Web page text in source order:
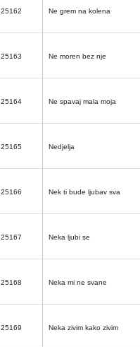
25162 Ne grem na kolena
25163 Ne moren bez nje
25164 Ne spavaj mala moja
25165 Nedjelja
25166 Nek ti bude ljubav sva
25167 Neka ljubi se
25168 Neka mi ne svane
25169 Neka zivim kako zivim